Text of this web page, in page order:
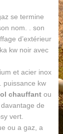
se termine
nom. . son
d’extérieur
kw noir avec
um et acier inox
puissance kw
chauffantou
de
vert.
ou a gaz, a